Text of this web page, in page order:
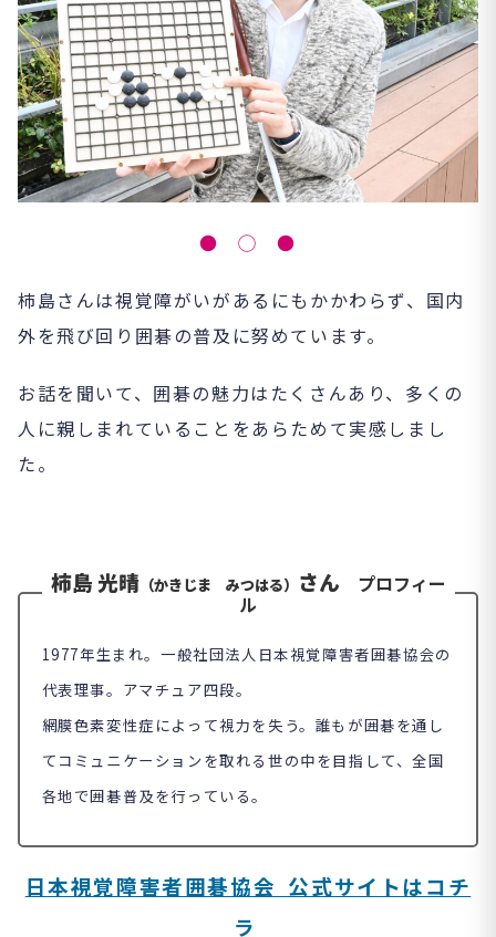
● ◯ ●
柿島さんは視覚障がいがあるにもかかわらず、国内
外を飛び回り囲碁の普及に努めています。
お話を聞いて、囲碁の魅力はたくさんあり、多くの
人に親しまれていることをあらためて実感しまし
た。
柿島 光晴（かきじま みつはる） さん プロフィー
ル
1977年生まれ。一般社団法人日本視覚障害者囲碁協会の
代表理事。アマチュア四段。
網膜色素変性症によって視力を失う。誰もが囲碁を通し
てコミュニケーションを取れる世の中を目指して、全国
各地で囲碁普及を行っている。
日本視覚障害者囲碁協会 公式サイトはコチ
ラ